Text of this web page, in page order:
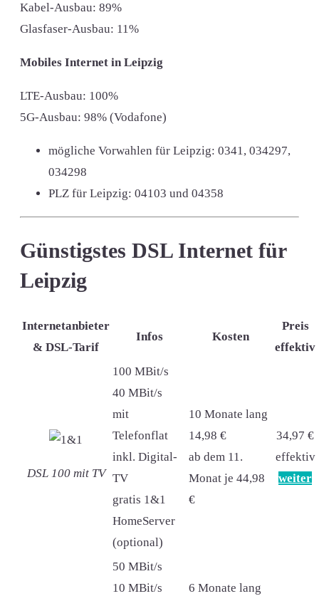
Kabel-Ausbau: 89%
Glasfaser-Ausbau: 11%
Mobiles Internet in Leipzig
LTE-Ausbau: 100%
5G-Ausbau: 98% (Vodafone)
mögliche Vorwahlen für Leipzig: 0341, 034297,
034298
PLZ für Leipzig: 04103 und 04358
Günstigstes DSL Internet für
Leipzig
Internetanbieter
& DSL-Tarif
Infos Kosten
Preis
effektiv
DSL 100 mit TV
100 MBit/s
40 MBit/s
mit
Telefonflat
inkl. Digital-
TV
gratis 1&1
HomeServer
(optional)
10 Monate lang
14,98 €
ab dem 11.
Monat je 44,98
€
34,97 €
effektiv
weiter
50 MBit/s
10 MBit/s
6 Monate lang